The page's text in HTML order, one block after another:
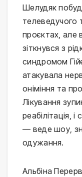
Шелудяк
телеведучого
проєктах, але
зіткнувся з
синдромом
атакувала
оніміння та
Лікування
реабілітація,
— веде шоу,
одужання.
Альбіна